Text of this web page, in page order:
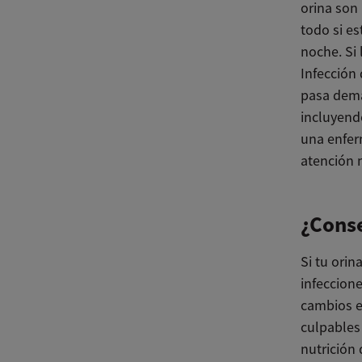
orina
todo si
noche.
Infección
pasa
una
atención
Si tu
cambios
nutrición